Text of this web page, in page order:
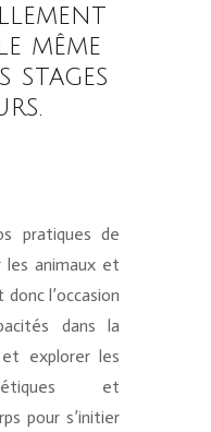
même
stages
pratiques de
les animaux et
l’occasion
dans la
et explorer les
et
pour s’initier